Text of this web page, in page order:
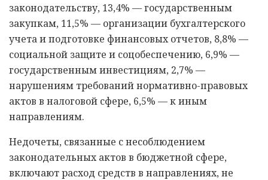
законодательству, 13,4% — государственным
закупкам, 11,5% — организации бухгалтерского
учета и подготовке финансовых отчетов, 8,8% —
социальной защите и соцобеспечению, 6,9% —
государственным инвестициям, 2,7% —
нарушениям требований нормативно-правовых
актов в налоговой сфере, 6,5% — к иным
направлениям.
Недочеты, связанные с несоблюдением
законодательных актов в бюджетной сфере,
включают расход средств в направлениях, не